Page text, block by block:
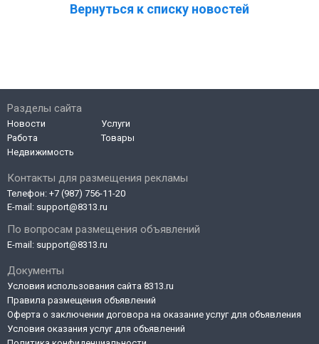
Вернуться к списку новостей
Контакты для размещения рекламы
Телефон: +7 (987) 756-11-20
E-mail: support@8313.ru
По вопросам размещения объявлений
E-mail: support@8313.ru
Документы
Условия использования сайта 8313.ru
Правила размещения объявлений
Оферта о заключении договора на оказание услуг для объявления
Условия оказания услуг для объявлений
Разделы сайта
Новости
Работа
Недвижимость
Услуги
Товары